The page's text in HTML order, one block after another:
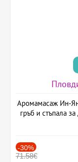
Аромамасаж Ин-
гръб и стъпала
-30%
71.58€